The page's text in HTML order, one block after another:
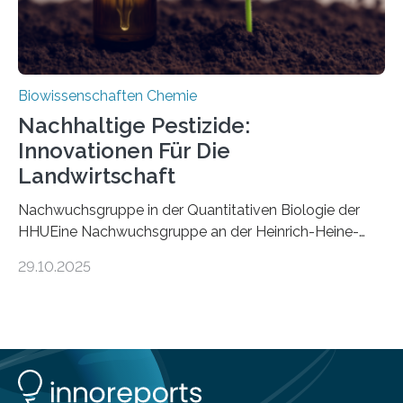
Biowissenschaften Chemie
Nachhaltige Pestizide:
Innovationen Für Die
Landwirtschaft
Nachwuchsgruppe in der Quantitativen Biologie der
HHUEine Nachwuchsgruppe an der Heinrich-Heine-
fünf Jahren erforschen, wie Bakterien auf
Insektenblume. Das Bundesministerium für Forschung,
Technologie und Raumfahrt (BMFTR) fördert das
29.10.2025